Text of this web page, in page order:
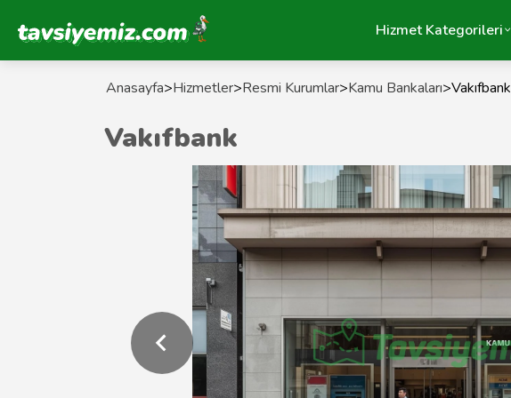
Tavsiyemiz Anasayfa Hizmet Kategorileri
Anasayfa>Hizmetler>Resmi Kurumlar>Kamu Bankaları>Vakıfbank
Vakıfbank